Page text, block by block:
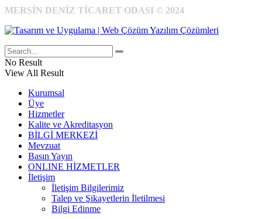
MERSİN DENİZ TİCARET ODASI © 2024
No Result
View All Result
Kurumsal
Üye
Hizmetler
Kalite ve Akreditasyon
BİLGİ MERKEZİ
Mevzuat
Basın Yayın
ONLINE HİZMETLER
İletişim
İletişim Bilgilerimiz
Talep ve Şikayetlerin İletilmesi
Bilgi Edinme